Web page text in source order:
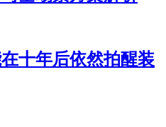
十年后依然拍醒装